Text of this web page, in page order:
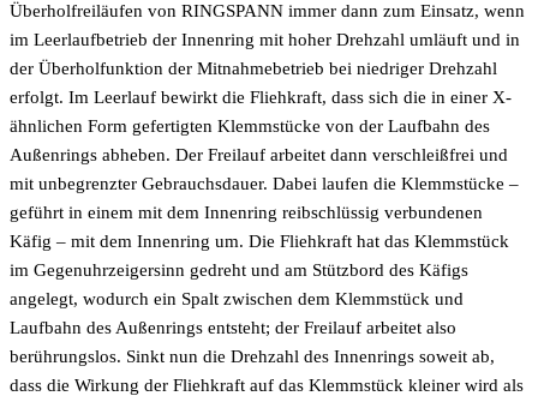
Überholfreiläufen von RINGSPANN immer dann zum Einsatz, wenn
im Leerlaufbetrieb der Innenring mit hoher Drehzahl umläuft und in
der Überholfunktion der Mitnahmebetrieb bei niedriger Drehzahl
erfolgt. Im Leerlauf bewirkt die Fliehkraft, dass sich die in einer X-
ähnlichen Form gefertigten Klemmstücke von der Laufbahn des
Außenrings abheben. Der Freilauf arbeitet dann verschleißfrei und
mit unbegrenzter Gebrauchsdauer. Dabei laufen die Klemmstücke –
geführt in einem mit dem Innenring reibschlüssig verbundenen
Käfig – mit dem Innenring um. Die Fliehkraft hat das Klemmstück
im Gegenuhrzeigersinn gedreht und am Stützbord des Käfigs
angelegt, wodurch ein Spalt zwischen dem Klemmstück und
Laufbahn des Außenrings entsteht; der Freilauf arbeitet also
berührungslos. Sinkt nun die Drehzahl des Innenrings soweit ab,
dass die Wirkung der Fliehkraft auf das Klemmstück kleiner wird als